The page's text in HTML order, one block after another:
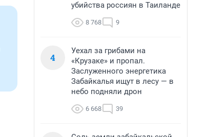
убийства россиян в Таиланде
8 768 9
4
Уехал за грибами на
«Крузаке» и пропал.
Заслуженного энергетика
Забайкалья ищут в лесу — в
небо подняли дрон
6 668 39